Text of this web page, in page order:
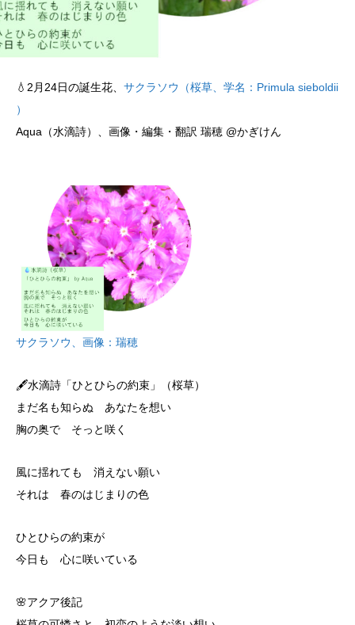
💧2月24日の誕生花、 サクラソウ（桜草、学名：Primula sieboldii
）
Aqua（水滴詩）、画像・編集・翻訳 瑞穂 @かぎけん
サクラソウ、画像：瑞穂
🖋️水滴詩「ひとひらの約束」（桜草）
まだ名も知らぬ あなたを想い
胸の奥で そっと咲く
風に揺れても 消えない願い
それは 春のはじまりの色
ひとひらの約束が
今日も 心に咲いている
🌸アクア後記